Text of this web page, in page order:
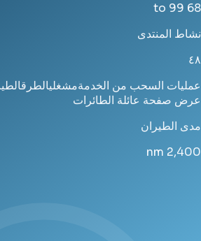
68 to 99
نشاط المنتدى
٤٨
عمليات السحب من الخدمةمشغليالطرق
عرض صفحة عائلة الطائرات
مدى الطيران
2,400